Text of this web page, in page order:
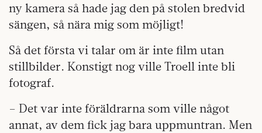
ny kamera så hade jag den på stolen bredvid
sängen, så nära mig som möjligt!
Så det första vi talar om är inte film utan
stillbilder. Konstigt nog ville Troell inte bli
fotograf.
– Det var inte föräldrarna som ville något
annat, av dem fick jag bara uppmuntran. Men